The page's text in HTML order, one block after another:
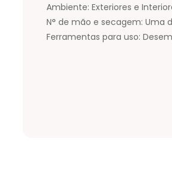
Ambiente: Exteriores e
N° de mão e secagem: Uma
Ferramentas para uso: